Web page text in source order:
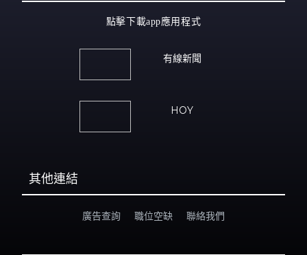
點擊下載app應用程式
有線新聞
HOY
其他連結
廣告查詢 職位空缺 聯絡我們